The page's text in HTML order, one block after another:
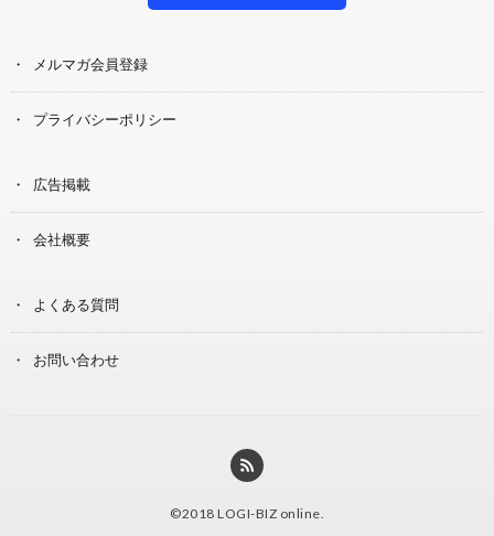
メルマガ会員登録
プライバシーポリシー
広告掲載
会社概要
よくある質問
お問い合わせ
©2018 LOGI-BIZ online.